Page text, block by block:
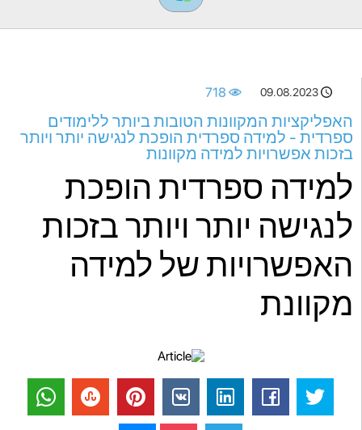
09.08.2023
718
האפליקציות המקוונות הטובות ביותר ללימודים
ספרדית - למידה ספרדית הופכת לנגישה יותר ויותר
בזכות אפשרויות למידה מקוונות
למידה ספרדית הופכת
לנגישה יותר ויותר בזכות
האפשרויות של למידה
מקוונת